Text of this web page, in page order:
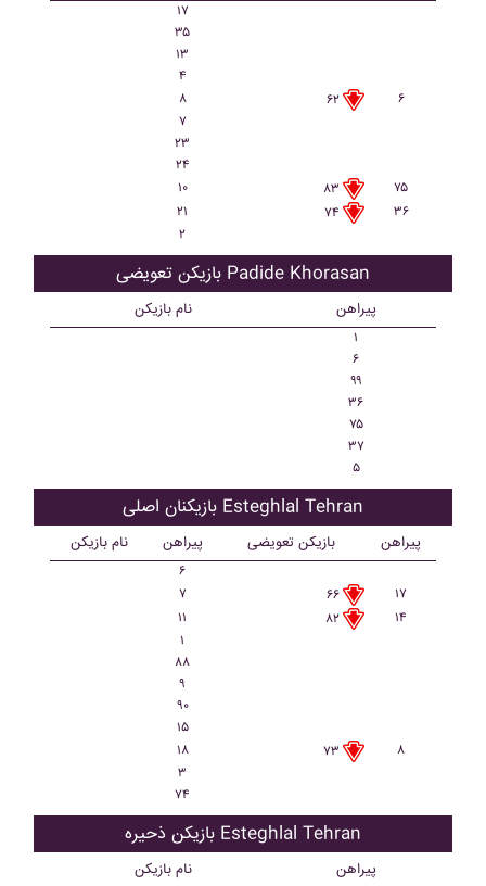
۱۷
۳۵
۱۳
۴
۸
۶۲
۶
۷
۲۳
۲۴
۱۰
۸۳
۷۵
۲۱
۷۴
۳۶
۲
بازیکن تعویضی Padide Khorasan
نام بازیکن پیراهن
۱
۶
۹۹
۳۶
۷۵
۳۷
۵
بازیکنان اصلی Esteghlal Tehran
نام بازیکن پیراهن بازیکن تعویضی پیراهن
۶
۷
۶۶
۱۷
۱۱
۸۲
۱۴
۱
۸۸
۹
۹۰
۱۵
۱۸
۷۳
۸
۳
۷۴
بازیکن ذحیره Esteghlal Tehran
نام بازیکن پیراهن